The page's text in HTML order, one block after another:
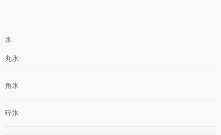
氷
丸氷
角氷
砕氷